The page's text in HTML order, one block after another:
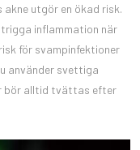
utgör en ökad risk.
inflammation när
för svampinfektioner
använder svettiga
bör alltid tvättas efter